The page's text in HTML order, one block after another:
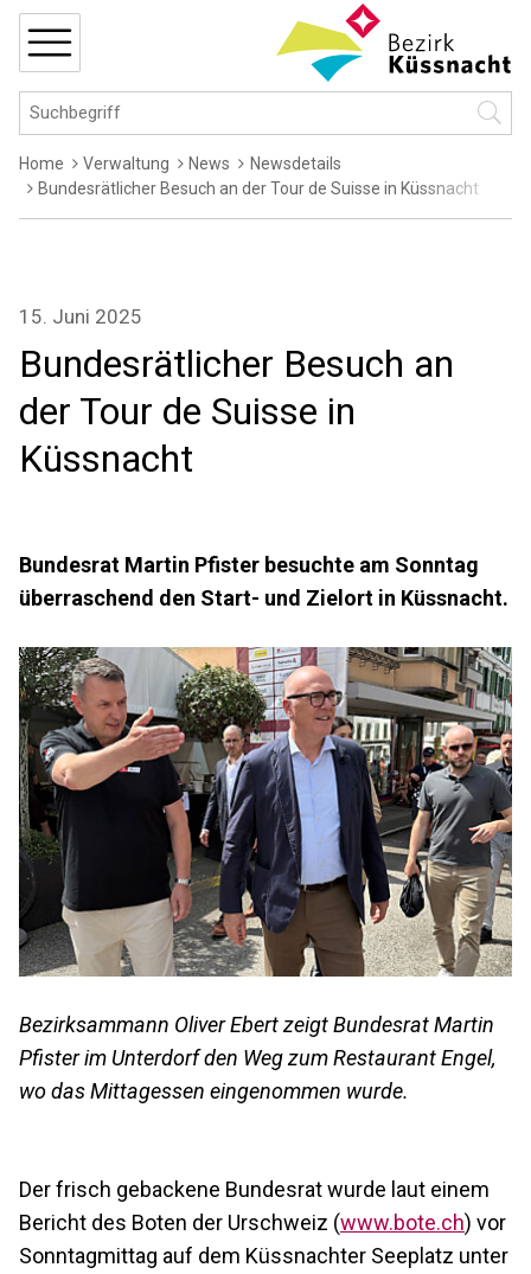
Navigieren in Küssnacht
Schnellnavigation
Hauptnavigation
Suchbegriff
Breadcrumb
Home Verwaltung News
Newsdetails
Bundesrätlicher Besuch an der Tour de Suisse in Küssnacht
Bundesrätlicher Besuch an
der Tour de Suisse in
Küssnacht
15. Juni 2025
Bundesrat Martin Pfister besuchte am Sonntag
überraschend den Start- und Zielort in Küssnacht.
Bezirksammann Oliver Ebert zeigt Bundesrat Martin
Pfister im Unterdorf den Weg zum Restaurant Engel,
wo das Mittagessen eingenommen wurde.
Der frisch gebackene Bundesrat wurde laut einem
Bericht des Boten der Urschweiz (www.bote.ch) vor
Sonntagmittag auf dem Küssnachter Seeplatz unter